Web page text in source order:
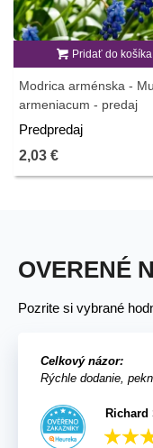
Pridať do košíka
Modrica arménska -
armeniacum - predaj
cibuľovín - 5 ks
Predpredaj
2,03 €
OVERENÉ
Pozrite si vybrané
Celkový názor:
Rýchle dodanie,
Richard